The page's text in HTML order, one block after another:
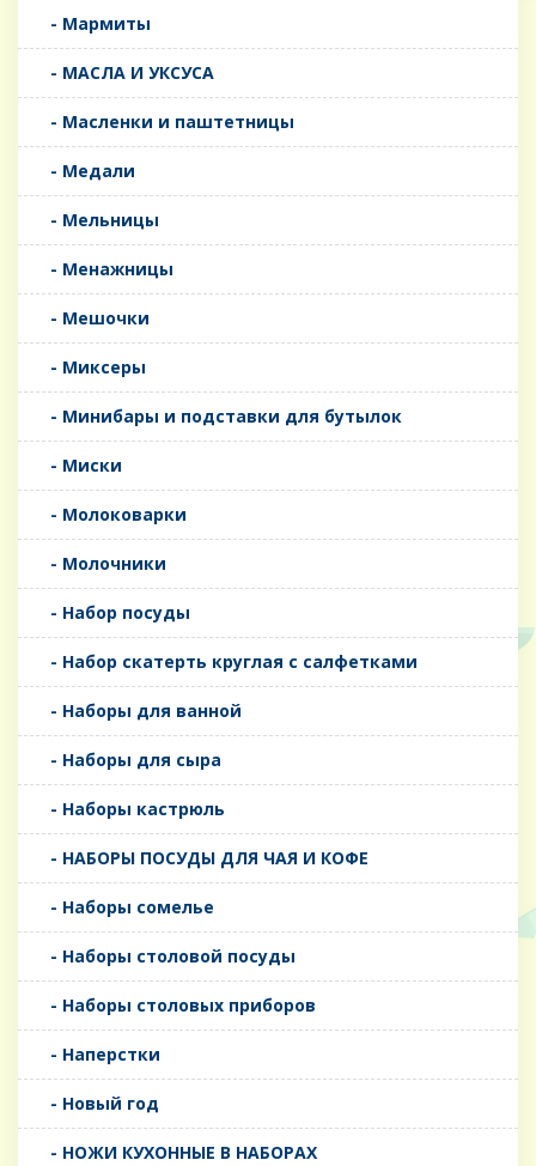
- Мармиты
- МАСЛА И УКСУСА
- Масленки и паштетницы
- Медали
- Мельницы
- Менажницы
- Мешочки
- Миксеры
- Минибары и подставки для бутылок
- Миски
- Молоковарки
- Молочники
- Набор посуды
- Набор скатерть круглая с салфетками
- Наборы для ванной
- Наборы для сыра
- Наборы кастрюль
- НАБОРЫ ПОСУДЫ ДЛЯ ЧАЯ И КОФЕ
- Наборы сомелье
- Наборы столовой посуды
- Наборы столовых приборов
- Наперстки
- Новый год
- НОЖИ КУХОННЫЕ В НАБОРАХ